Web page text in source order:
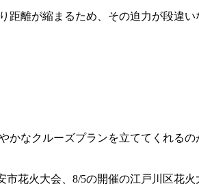
離が縮まるため、その迫力が段違い
なクルーズプランを立ててくれるの
花火大会、8/5の開催の江戸川区花